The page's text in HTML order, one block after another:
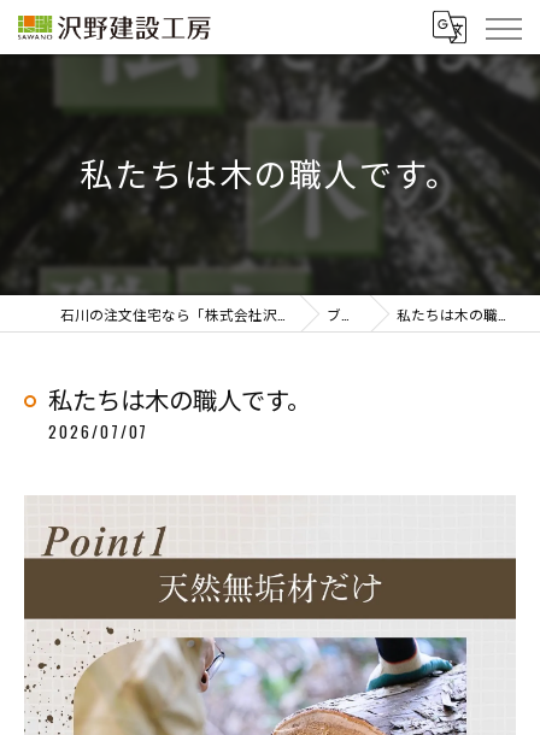
私たちは木の職人です。
ブログ 私たちは木の職人です。
私たちは木の職人です。
2026/07/07